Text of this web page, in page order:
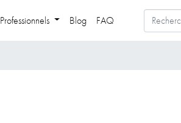
Professionnels Blog FAQ